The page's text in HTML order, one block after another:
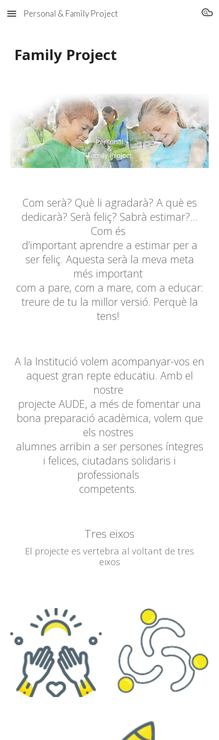
Skip to main content Skip to navigation
Personal & Family Project
Family Project
Com serà? Què li agradarà? A què es
dedicarà? Serà feliç? Sabrà estimar?…
Com és
d’important aprendre a estimar per a
ser feliç. Aquesta serà la meva meta
més important
com a pare, com a mare, com a educar:
treure de tu la millor versió. Perquè la
tens!
A la Institució volem acompanyar-vos en
aquest gran repte educatiu. Amb el
nostre
projecte AUDE, a més de fomentar una
bona preparació acadèmica, volem que
els nostres
alumnes arribin a ser persones íntegres
i felices, ciutadans solidaris i
professionals
competents.
Tres eixos
El projecte es vertebra al voltant de tres
eixos